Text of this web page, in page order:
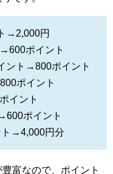
→2,000円
ポイント
ント→800ポイント
ポイント
イント
ポイント
ト→4,000円分
富なので、ポイント